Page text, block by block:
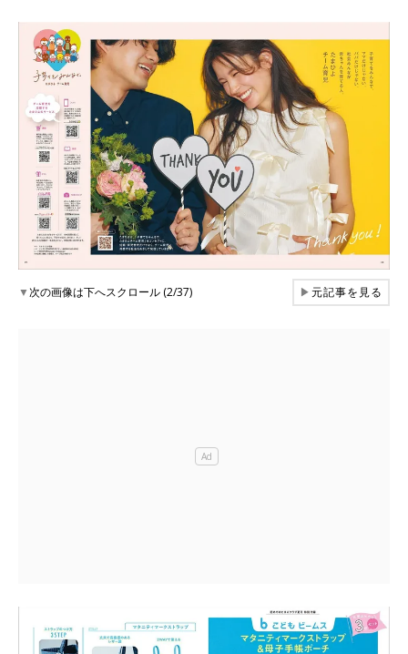
▼次の画像は下へスクロール (2/37) ▶元記事を見る